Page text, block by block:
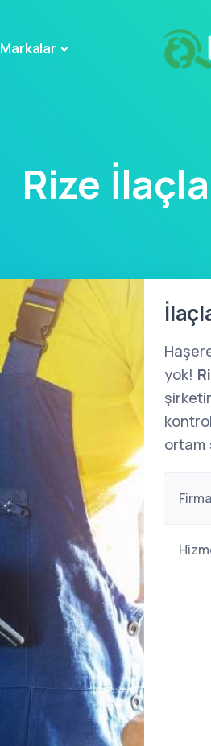
Markalar
Rize
yok!
ortam